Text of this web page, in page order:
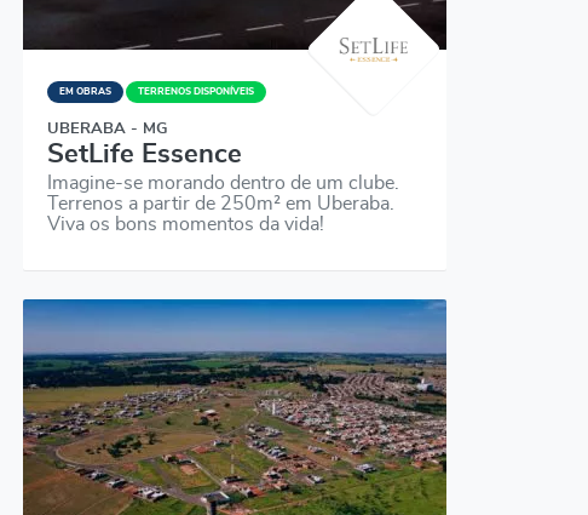
EM OBRAS TERRENOS DISPONÍVEIS
UBERABA - MG
SetLife Essence
Imagine-se morando dentro de um clube.
Terrenos a partir de 250m² em Uberaba.
Viva os bons momentos da vida!